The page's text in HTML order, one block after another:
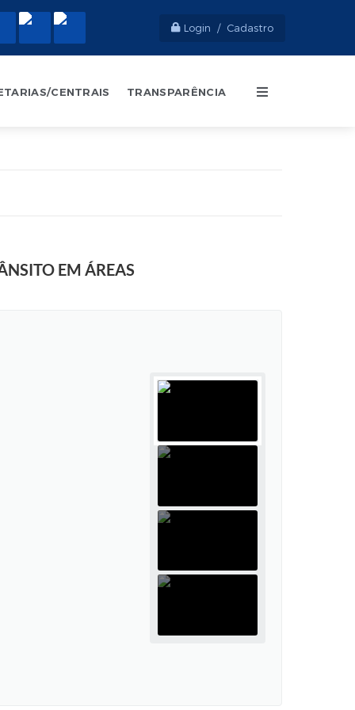
Login / Cadastro
CENTRAIS TRANSPARÊNCIA
EM ÁREAS